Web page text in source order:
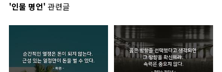
'인물 명언' 관련글